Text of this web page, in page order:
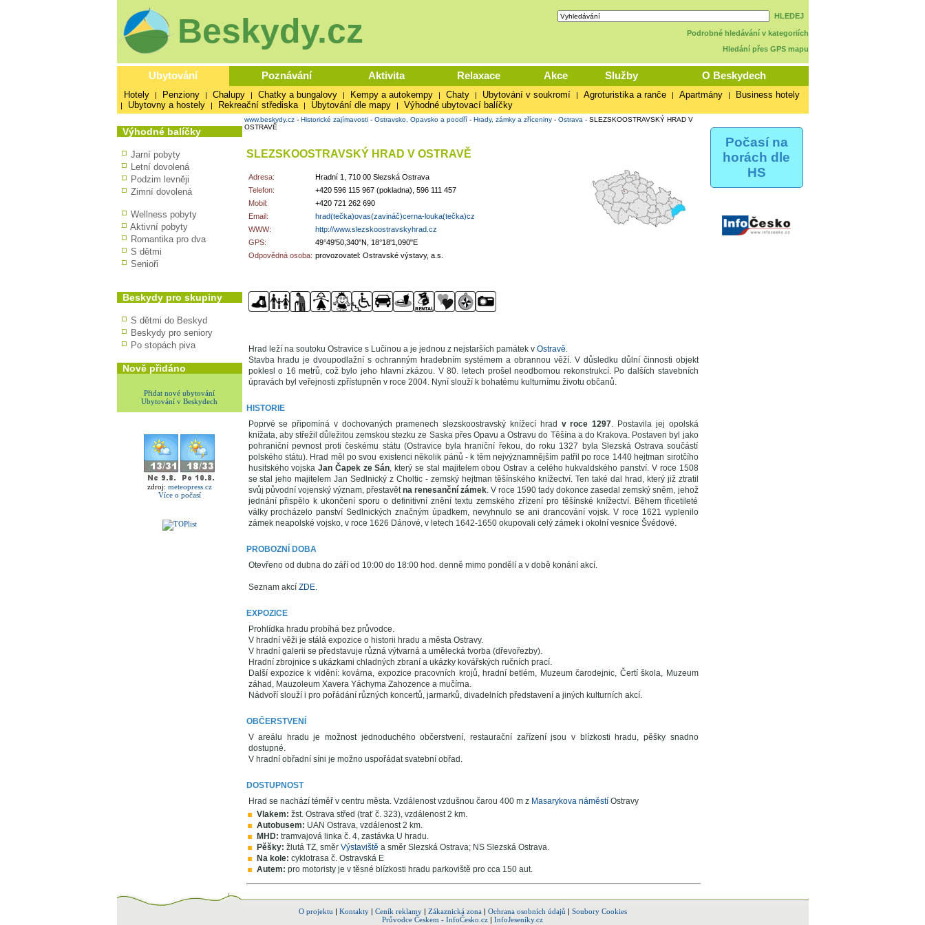
Beskydy.cz HLEDEJ
Podrobné hledávání v kategoriích
Hledání přes GPS mapu
Ubytování Poznávání Aktivita Relaxace Akce Služby O Beskydech
Hotely | Penziony | Chalupy | Chatky a bungalovy | Kempy a autokempy | Chaty | Ubytování v soukromí | Agroturistika a ranče | Apartmány | Business hotely
| Ubytovny a hostely | Rekreační střediska | Ubytování dle mapy | Výhodné ubytovací balíčky
Výhodné balíčky
Jarní pobyty
Letní dovolená
Podzim levněji
Zimní dovolená
Wellness pobyty
Aktivní pobyty
Romantika pro dva
S dětmi
Senioři
Beskydy pro skupiny
S dětmi do Beskyd
Beskydy pro seniory
Po stopách piva
Nově přidáno
Přidat nové ubytování
Ubytování v Beskydech
zdroj: meteopress.cz
Více o počasí
www.beskydy.cz- Historické zajímavosti- Ostravsko, Opavsko a poodří- Hrady, zámky a zříceniny- Ostrava - SLEZSKOOSTRAVSKÝ HRAD V
OSTRAVĚ
SLEZSKOOSTRAVSKÝ HRAD V OSTRAVĚ
Adresa:
Hradní 1, 710 00 Slezská Ostrava
Telefon:
+420 596 115 967 (pokladna), 596 111 457
Mobil:
+420 721 262 690
Email:
hrad(tečka)ovas(zavináč)cerna-louka(tečka)cz
WWW:
http://www.slezskoostravskyhrad.cz
GPS:
49°49'50,340"N, 18°18'1,090"E
Odpovědná osoba: provozovatel: Ostravské výstavy, a.s.
Hrad leží na soutoku Ostravice s Lučinou a je jednou z nejstarších památek v Ostravě.
Stavba hradu je dvoupodlažní s ochranným hradebním systémem a obrannou věží. V důsledku důlní činnosti objekt
poklesl o 16 metrů, což bylo jeho hlavní zkázou. V 80. letech prošel neodbornou rekonstrukcí. Po dalších stavebních
úpravách byl veřejnosti zpřístupněn v roce 2004. Nyní slouží k bohatému kulturnímu životu občanů.
HISTORIE
Poprvé se připomíná v dochovaných pramenech slezskoostravský knížecí hrad v roce 1297. Postavila jej opolská
knížata, aby střežil důležitou zemskou stezku ze Saska přes Opavu a Ostravu do Těšína a do Krakova. Postaven byl jako
pohraniční pevnost proti českému státu (Ostravice byla hraniční řekou, do roku 1327 byla Slezská Ostrava součástí
polského státu). Hrad měl po svou existenci několik pánů - k těm nejvýznamnějším patřil po roce 1440 hejtman sirotčího
husitského vojskaJan Čapek ze Sán, který se stal majitelem obou Ostrav a celého hukvaldského panství. V roce 1508
se stal jeho majitelem Jan Sedlnický z Choltic - zemský hejtman těšínského knížectví. Ten také dal hrad, který již ztratil
svůj původní vojenský význam, přestavětna renesanční zámek. V roce 1590 tady dokonce zasedal zemský sněm, jehož
jednání přispělo k ukončení sporu o definitivní znění textu zemského zřízení pro těšínské knížectví. Během třicetileté
války procházelo panství Sedlnických značným úpadkem, nevyhnulo se ani drancování vojsk. V roce 1621 vyplenilo
zámek neapolské vojsko, v roce 1626 Dánové, v letech 1642-1650 okupovali celý zámek i okolní vesnice Švédové.
PROBOZNÍ DOBA
Otevřeno od dubna do září od 10:00 do 18:00 hod. denně mimo pondělí a v době konání akcí.
Seznam akcí ZDE.
EXPOZICE
Prohlídka hradu probíhá bez průvodce.
V hradní věži je stálá expozice o historii hradu a města Ostravy.
V hradní galerii se představuje různá výtvarná a umělecká tvorba (dřevořezby).
Hradní zbrojnice s ukázkami chladných zbraní a ukázky kovářských ručních prací.
Další expozice k vidění: kovárna, expozice pracovních krojů, hradní betlém, Muzeum čarodejnic, Čertí škola, Muzeum
záhad, Mauzoleum Xavera Yáchyma Zahozence a mučírna.
Nádvoří slouží i pro pořádání různých koncertů, jarmarků, divadelních představení a jiných kulturních akcí.
OBČERSTVENÍ
V areálu hradu je možnost jednoduchého občerstvení, restaurační zařízení jsou v blízkosti hradu, pěšky snadno
dostupné.
V hradní obřadní síni je možno uspořádat svatební obřad.
DOSTUPNOST
Hrad se nachází téměř v centru města. Vzdálenost vzdušnou čarou 400 m z Masarykova náměstíOstravy
Vlakem: žst. Ostrava střed (trať č. 323), vzdálenost 2 km.
Autobusem: UAN Ostrava, vzdálenost 2 km.
MHD: tramvajová linka č. 4, zastávka U hradu.
Pěšky: žlutá TZ, směr Výstaviště a směr Slezská Ostrava; NS Slezská Ostrava.
Na kole: cyklotrasa č. Ostravská E
Autem: pro motoristy je v těsné blízkosti hradu parkoviště pro cca 150 aut.
Počasí na
horách dle
HS
O projektu | Kontakty| Ceník reklamy| Zákaznická zona| Ochrana osobních údajů | Soubory Cookies
Průvodce Českem - InfoČesko.cz | InfoJeseníky.cz